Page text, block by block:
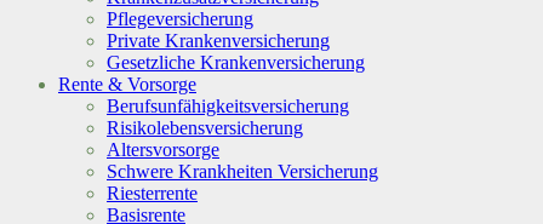
Pflegeversicherung
Private Krankenversicherung
Gesetzliche Krankenversicherung
Rente & Vorsorge
Berufs­unfähigkeitsversicherung
Risikolebensversicherung
Altersvorsorge
Schwere Krankheiten Versicherung
Riesterrente
Basisrente